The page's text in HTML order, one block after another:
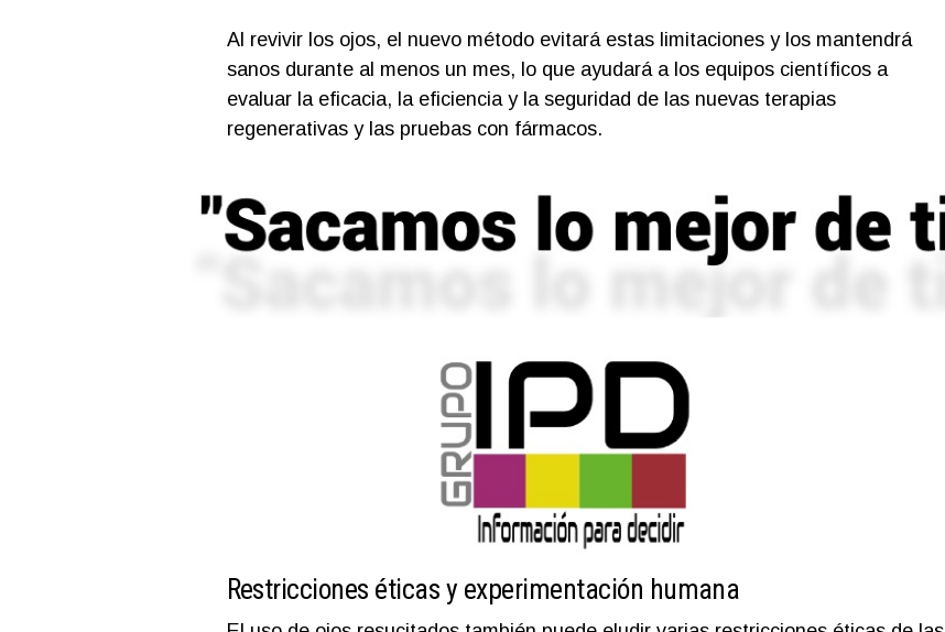
Al revivir los ojos, el nuevo método evitará estas limitaciones y los mantendrá
sanos durante al menos un mes, lo que ayudará a los equipos científicos a
evaluar la eficacia, la eficiencia y la seguridad de las nuevas terapias
regenerativas y las pruebas con fármacos.
Restricciones éticas y experimentación humana